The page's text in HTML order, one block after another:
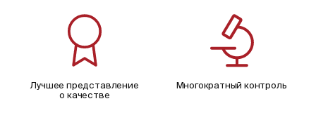
Лучшее представление
о качестве
Многократный контроль